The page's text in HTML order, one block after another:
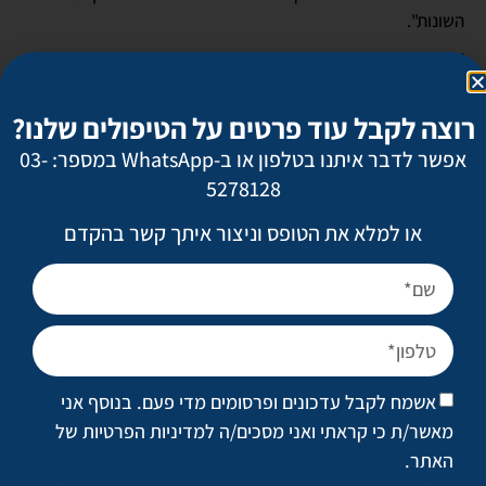
השונות".
מרכז חדשנות והרצאות
מה שמייחד את הסניף החדש הוא מרכז החדשנות שיוקם בו, שיהיה
משותף לווינקלר קליניק וחברות הלייזרים המובילות בעולם ויפעלו בו
רוצה לקבל עוד פרטים על הטיפולים שלנו?
אפשר לדבר איתנו בטלפון או ב-WhatsApp במספר: 03-
5278128
או למלא את הטופס וניצור איתך קשר בהקדם
אשמח לקבל עדכונים ופרסומים מדי פעם. בנוסף אני
מאשר/ת כי קראתי ואני מסכים/ה למדיניות הפרטיות של
האתר.